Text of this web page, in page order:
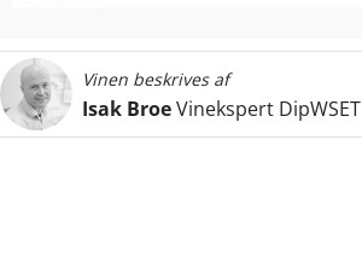
Vinen beskrives af
Isak BroeVinekspert DipWSET